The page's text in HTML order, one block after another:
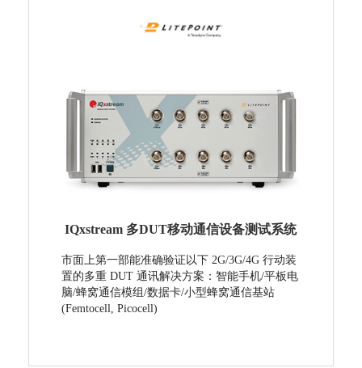
IQxstream 多DUT移动通信设备测试系统
市面上第一部能准确验证以下 2G/3G/4G 行动装
置的多重 DUT 通讯解决方案：智能手机/平板电
脑/蜂窝通信模组/数据卡/小型蜂窝通信基站
(Femtocell, Picocell)